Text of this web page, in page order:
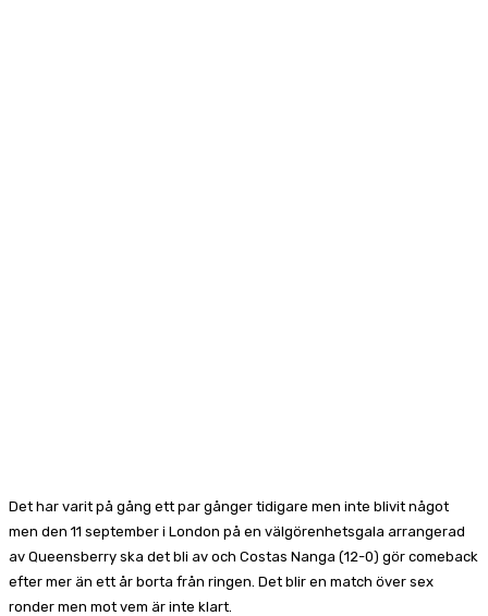
Det har varit på gång ett par gånger tidigare men inte blivit något
men den 11 september i London på en välgörenhetsgala arrangerad
av Queensberry ska det bli av och Costas Nanga (12-0) gör comeback
efter mer än ett år borta från ringen. Det blir en match över sex
ronder men mot vem är inte klart.